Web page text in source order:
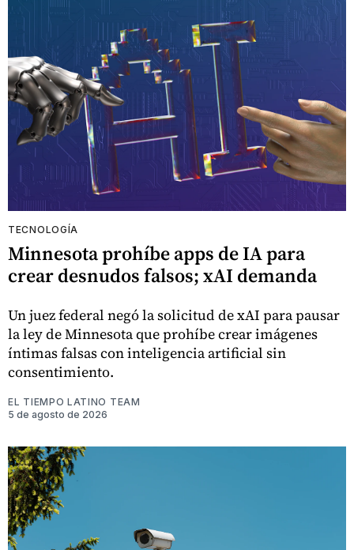
TECNOLOGÍA
Minnesota prohíbe apps de IA para
crear desnudos falsos; xAI demanda
Un juez federal negó la solicitud de xAI para pausar
la ley de Minnesota que prohíbe crear imágenes
íntimas falsas con inteligencia artificial sin
consentimiento.
EL TIEMPO LATINO TEAM
5 de agosto de 2026